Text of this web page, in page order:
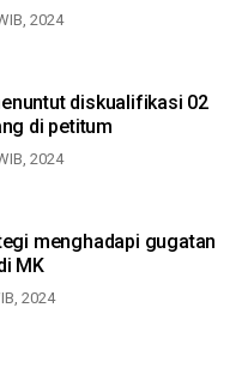
2024
diskualifikasi 02
di petitum
2024
menghadapi gugatan
MK
2024